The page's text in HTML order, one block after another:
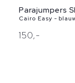
Parajumpers
Cairo Easy -
150,-